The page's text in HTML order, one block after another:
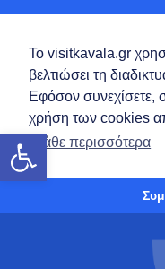
Το visitkavala.gr
βελτιώσει τη
Εφόσον συνεχίσετε,
χρήση των cookies
Μάθε περισσότερα
Ανοίξτε τη γραμμή εργαλείων